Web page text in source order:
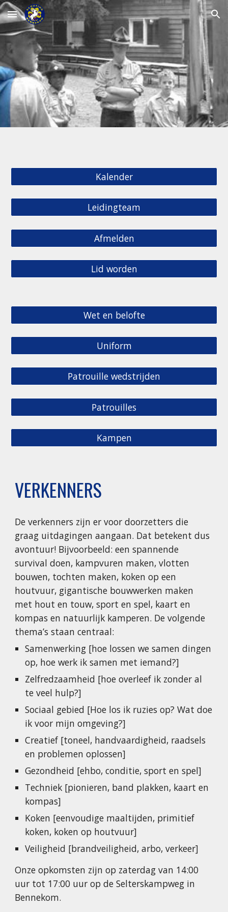
Skip to main content Skip to navigation
Kalender
Leidingteam
Afmelden
Lid worden
Wet en belofte
Uniform
Patrouille wedstrijden
Patrouilles
Kampen
VERKENNERS
De verkenners zijn er voor doorzetters die
graag uitdagingen aangaan. Dat betekent dus
avontuur! Bijvoorbeeld: een spannende
survival doen, kampvuren maken, vlotten
bouwen, tochten maken, koken op een
houtvuur, gigantische bouwwerken maken
met hout en touw, sport en spel, kaart en
kompas en natuurlijk kamperen. De volgende
thema’s staan centraal:
Samenwerking [hoe lossen we samen dingen
op, hoe werk ik samen met iemand?]
Zelfredzaamheid [hoe overleef ik zonder al
te veel hulp?]
Sociaal gebied [Hoe los ik ruzies op? Wat doe
ik voor mijn omgeving?]
Creatief [toneel, handvaardigheid, raadsels
en problemen oplossen]
Gezondheid [ehbo, conditie, sport en spel]
Techniek [pionieren, band plakken, kaart en
kompas]
Koken [eenvoudige maaltijden, primitief
koken, koken op houtvuur]
Veiligheid [brandveiligheid, arbo, verkeer]
Onze opkomsten zijn op zaterdag van 14:00
uur tot 17:00 uur op de Selterskampweg in
Bennekom.